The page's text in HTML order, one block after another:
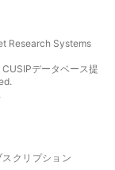
Research Systems
データベース提
クリプション